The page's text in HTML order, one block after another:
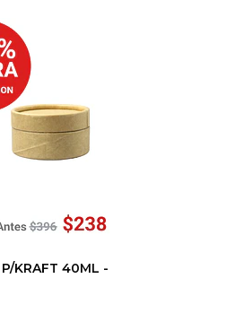
P/KRAFT 40ML -